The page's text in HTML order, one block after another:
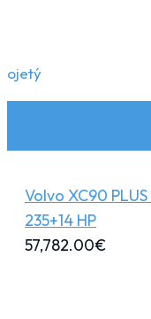
ojetý
Volvo XC90
235+14 HP
57,782.00€